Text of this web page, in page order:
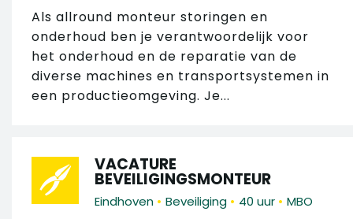
Als allround monteur storingen en
onderhoud ben je verantwoordelijk voor
het onderhoud en de reparatie van de
diverse machines en transportsystemen in
een productieomgeving. Je...
VACATURE
BEVEILIGINGSMONTEUR
Eindhoven • Beveiliging • 40 uur • MBO